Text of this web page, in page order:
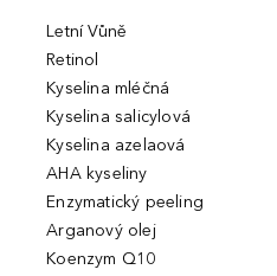
Letní Vůně
Retinol
Kyselina mléčná
Kyselina salicylová
Kyselina azelaová
AHA kyseliny
Enzymatický peeling
Arganový olej
Koenzym Q10